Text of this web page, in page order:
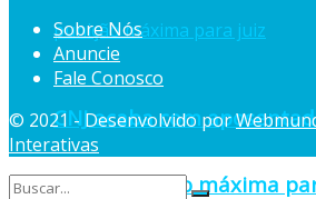
CNJ acaba com
como punição máxima
Sobre Nós
Anuncie
Fale Conosco
© 2021 - Desenvolvido por
Interativas